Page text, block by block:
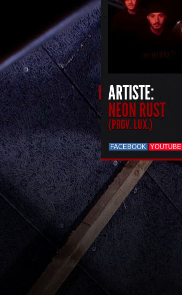
ARTISTE:
NEON RUST
(PROV. LUX.)
FACEBOOK YOUTUBE